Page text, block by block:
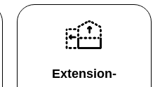
Extension-